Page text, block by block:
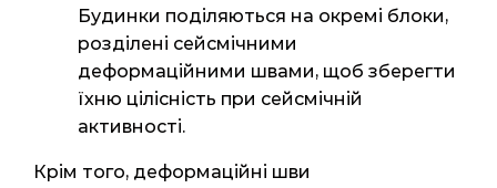
Будинки поділяються на окремі блоки,
розділені сейсмічними
деформаційними швами, щоб зберегти
їхню цілісність при сейсмічній
активності.
Крім того, деформаційні шви